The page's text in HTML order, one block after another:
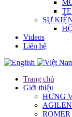
SỰ
Videos
Liên hệ
Trang chủ
Giới thiệu
HƯNG